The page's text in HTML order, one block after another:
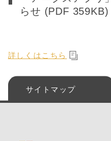
らせ (PDF 359KB)
詳しくはこちら
サイトマップ